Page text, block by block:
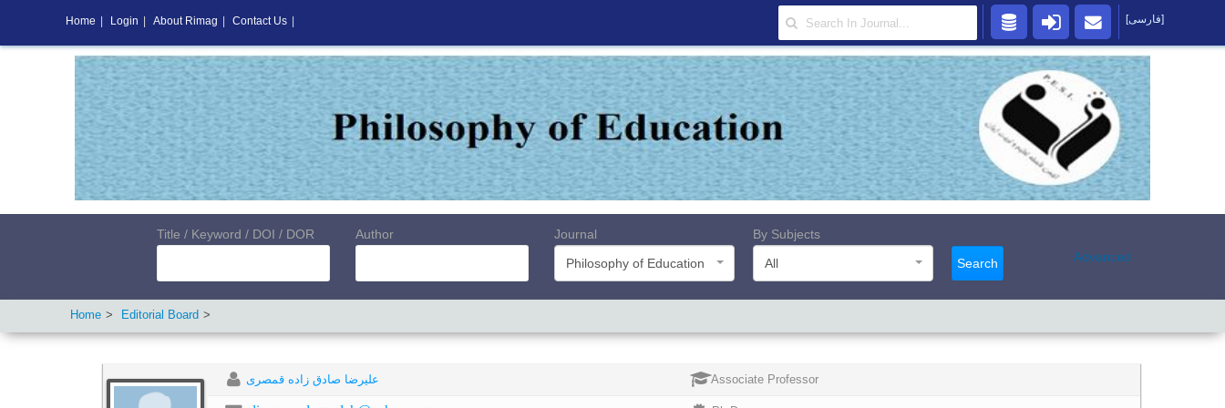
Title / Keyword / DOI / DOR Author
Journal
Philosophy of Education
By Subjects
All
Search Advanced
Home Editorial Board
علیرضا صادق زاده قمصری Associate Professor
Home Login About Rimag Contact Us [فارسی]